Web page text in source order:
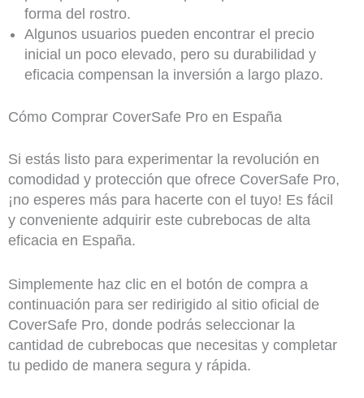
forma del rostro.
Algunos usuarios pueden encontrar el precio
inicial un poco elevado, pero su durabilidad y
eficacia compensan la inversión a largo plazo.
Cómo Comprar CoverSafe Pro en España
Si estás listo para experimentar la revolución en
comodidad y protección que ofrece CoverSafe Pro,
¡no esperes más para hacerte con el tuyo! Es fácil
y conveniente adquirir este cubrebocas de alta
eficacia en España.
Simplemente haz clic en el botón de compra a
continuación para ser redirigido al sitio oficial de
CoverSafe Pro, donde podrás seleccionar la
cantidad de cubrebocas que necesitas y completar
tu pedido de manera segura y rápida.